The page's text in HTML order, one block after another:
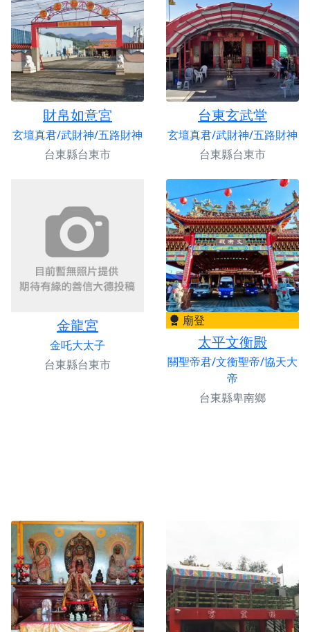
財帛如意宮
玄壇真君/武財神/五路財神
台東縣台東市
台東玄武堂
玄壇真君/武財神/五路財神
台東縣台東市
金龍宮
金吒大太子
台東縣台東市
廟登
太平文衡殿
關聖帝君/文衡聖帝/協天大
帝
台東縣卑南鄉